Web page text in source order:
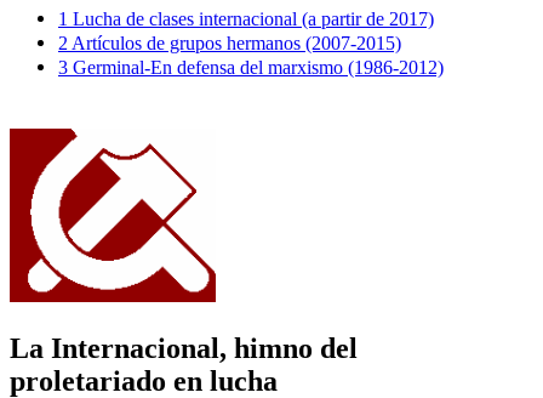
1 Lucha de clases internacional (a partir de 2017)
2 Artículos de grupos hermanos (2007-2015)
3 Germinal-En defensa del marxismo (1986-2012)
La Internacional, himno del
proletariado en lucha